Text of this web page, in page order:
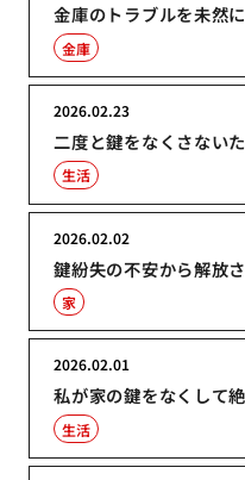
金庫のトラブルを未然
金庫
二度と鍵をなくさない
2026.02.23
生活
鍵紛失の不安から解放
2026.02.02
家
私が家の鍵をなくして
2026.02.01
生活